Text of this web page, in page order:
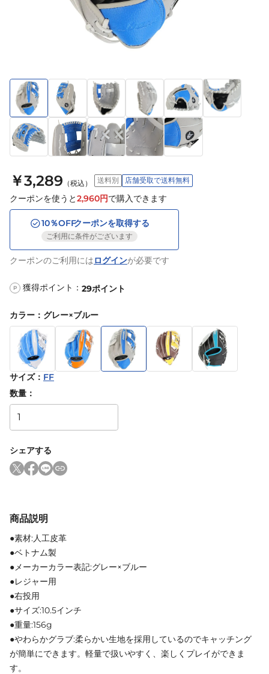
￥3,289 （税込） 送料別 店舗受取で送料無料
クーポンを使うと2,960円で購入できます
10％OFFクーポンを取得する
ご利用に条件がございます
クーポンのご利用にはログインが必要です
P 獲得ポイント： 29ポイント
カラー ： グレー×ブルー
サイズ： FF
数量：
シェアする
商品説明
●素材:人工皮革
●ベトナム製
●メーカーカラー表記:グレー×ブルー
●レジャー用
●右投用
●サイズ:10.5インチ
●重量:156g
●やわらかグラブ:柔らかい生地を採用しているのでキャッチング
が簡単にできます。軽量で扱いやすく、楽しくプレイができま
す。